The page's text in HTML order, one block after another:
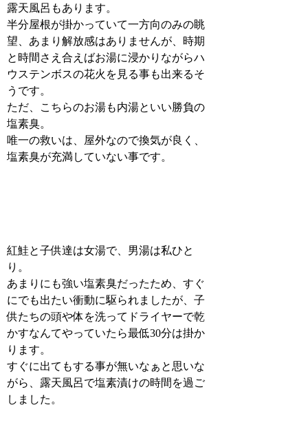
露天風呂もあります。
半分屋根が掛かっていて一方向のみの眺
望、あまり解放感はありませんが、時期
と時間さえ合えばお湯に浸かりながらハ
ウステンボスの花火を見る事も出来るそ
うです。
ただ、こちらのお湯も内湯といい勝負の
塩素臭。
唯一の救いは、屋外なので換気が良く、
塩素臭が充満していない事です。
紅鮭と子供達は女湯で、男湯は私ひと
り。
あまりにも強い塩素臭だったため、すぐ
にでも出たい衝動に駆られましたが、子
供たちの頭や体を洗ってドライヤーで乾
かすなんてやっていたら最低30分は掛か
ります。
すぐに出てもする事が無いなぁと思いな
がら、露天風呂で塩素漬けの時間を過ご
しました。